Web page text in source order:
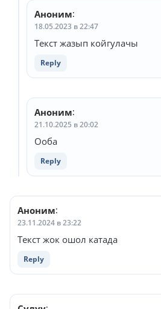
Аноним:
18.05.2023 в 22:47
Текст жазып койгулачы
Reply
Аноним:
21.10.2025 в 20:02
Ооба
Reply
Аноним:
23.11.2024 в 23:22
Текст жок ошол катада
Reply